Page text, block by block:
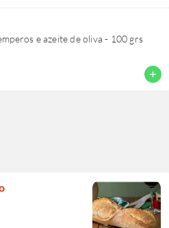
e azeite de oliva - 100 grs
add